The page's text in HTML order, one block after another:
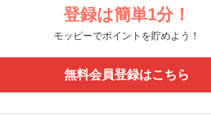
登録は簡単1分！
モッピーでポイントを貯めよう！
無料会員登録はこちら